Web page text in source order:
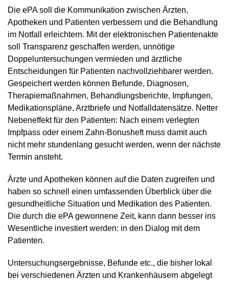
Die ePA soll die Kommunikation zwischen Ärzten,
Apotheken und Patienten verbessern und die Behandlung
im Notfall erleichtern. Mit der elektronischen Patientenakte
soll Transparenz geschaffen werden, unnötige
Doppeluntersuchungen vermieden und ärztliche
Entscheidungen für Patienten nachvollziehbarer werden.
Gespeichert werden können Befunde, Diagnosen,
Therapiemaßnahmen, Behandlungsberichte, Impfungen,
Medikationspläne, Arztbriefe und Notfalldatensätze. Netter
Nebeneffekt für den Patienten: Nach einem verlegten
Impfpass oder einem Zahn-Bonusheft muss damit auch
nicht mehr stundenlang gesucht werden, wenn der nächste
Termin ansteht.
Ärzte und Apotheken können auf die Daten zugreifen und
haben so schnell einen umfassenden Überblick über die
gesundheitliche Situation und Medikation des Patienten.
Die durch die ePA gewonnene Zeit, kann dann besser ins
Wesentliche investiert werden: in den Dialog mit dem
Patienten.
Untersuchungsergebnisse, Befunde etc., die bisher lokal
bei verschiedenen Ärzten und Krankenhäusern abgelegt